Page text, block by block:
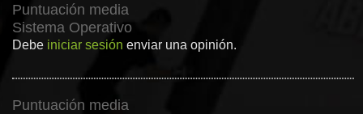
Puntuación media
Sistema Operativo
Debe iniciar sesión enviar una opinión.
Puntuación media